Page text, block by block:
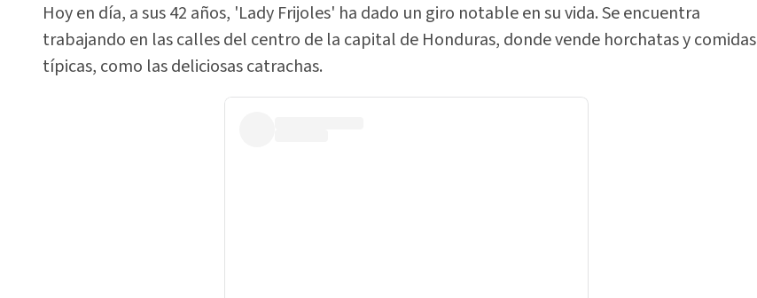
Hoy en día, a sus 42 años, 'Lady Frijoles' ha dado un giro notable en su vida. Se encuentra
trabajando en las calles del centro de la capital de Honduras, donde vende horchatas y comidas
típicas, como las deliciosas catrachas.